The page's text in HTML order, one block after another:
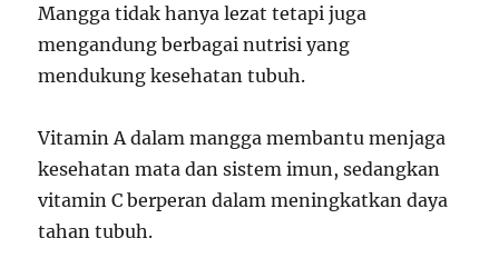
Mangga tidak hanya lezat tetapi juga
mengandung berbagai nutrisi yang
mendukung kesehatan tubuh.
Vitamin A dalam mangga membantu menjaga
kesehatan mata dan sistem imun, sedangkan
vitamin C berperan dalam meningkatkan daya
tahan tubuh.